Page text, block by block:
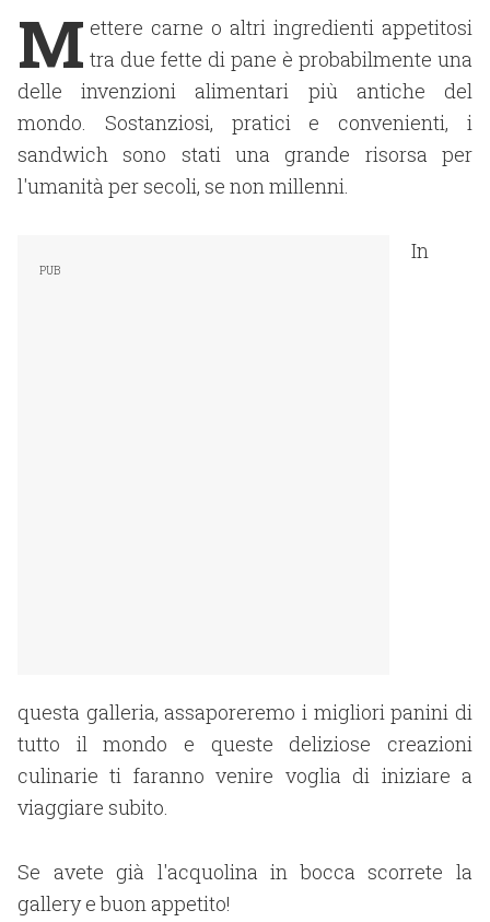
M ettere carne o altri ingredienti appetitosi
tra due fette di pane è probabilmente una
delle invenzioni alimentari più antiche del
mondo. Sostanziosi, pratici e convenienti, i
sandwich sono stati una grande risorsa per
l'umanità per secoli, se non millenni.
In
questa galleria, assaporeremo i migliori panini di
tutto il mondo e queste deliziose creazioni
culinarie ti faranno venire voglia di iniziare a
viaggiare subito.
Se avete già l'acquolina in bocca scorrete la
gallery e buon appetito!